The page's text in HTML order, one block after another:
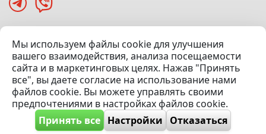
(Офис: 5 этаж | Осмотр авто: 5 этаж)
Посмотреть на карте
© 2020 — 2026 VION.BY — Продажа, выкуп и обмен | УНП
192961100 |Эвакуатор Минск
Мы используем файлы cookie для улучшения
вашего взаимодействия, анализа посещаемости
сайта и в маркетинговых целях. Нажав "Принять
все", вы даете согласие на использование нами
файлов cookie. Вы можете управлять своими
предпочтениями в настройках файлов cookie.
Принять все Настройки Отказаться